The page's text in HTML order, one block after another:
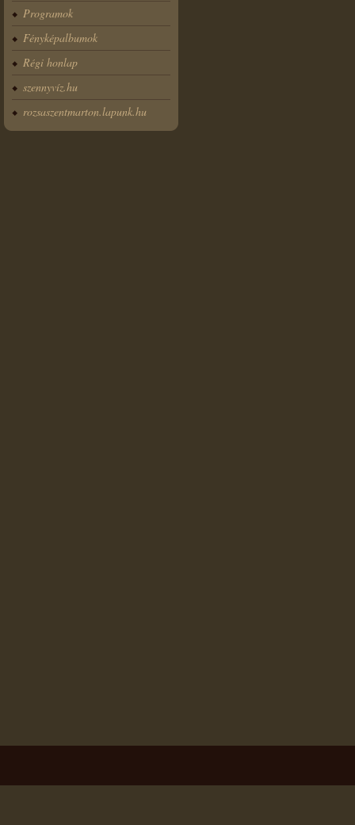
Programok
Fényképalbumok
Régi honlap
szennyvíz.hu
rozsaszentmarton.lapunk.hu